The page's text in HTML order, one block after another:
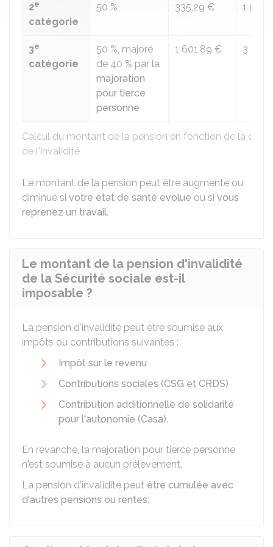
Calcul du montant de la pension en fonction de la
de l'invalidité
2e
catégorie
50 % 335,29 € 1
3e
catégorie
50 %, majoré
de 40 % par la
majoration
pour tierce
personne
1 601,89 € 3
Le montant de la pension peut être augmenté ou
diminué si votre état de santé évolue ou si vous
reprenez un travail.
Le montant de la pension d'invalidité
de la Sécurité sociale est-il
imposable ?
La pension d'invalidité peut être soumise aux
impôts ou contributions suivantes :
Impôt sur le revenu
Contributions sociales (CSG et CRDS)
Contribution additionnelle de solidarité
pour l'autonomie (Casa).
En revanche, la majoration pour tierce personne
n'est soumise à aucun prélèvement.
La pension d'invalidité peut être cumulée avec
d'autres pensions ou rentes.